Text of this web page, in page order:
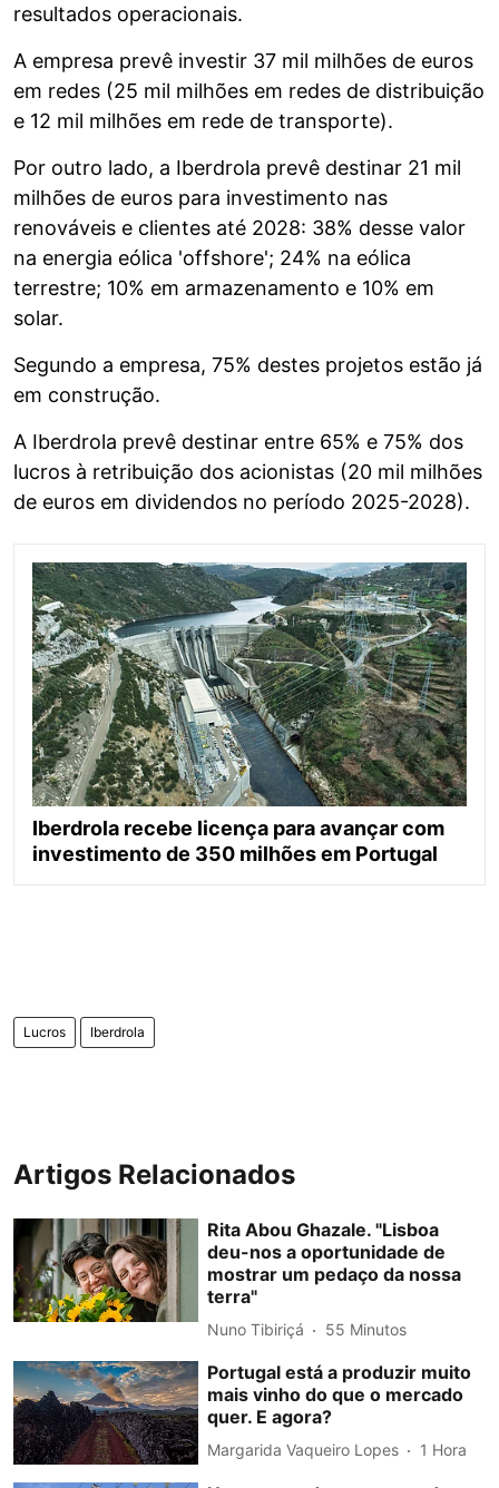
resultados operacionais.
A empresa prevê investir 37 mil milhões de euros
em redes (25 mil milhões em redes de distribuição
e 12 mil milhões em rede de transporte).
Por outro lado, a Iberdrola prevê destinar 21 mil
milhões de euros para investimento nas
renováveis e clientes até 2028: 38% desse valor
na energia eólica 'offshore'; 24% na eólica
terrestre; 10% em armazenamento e 10% em
solar.
Segundo a empresa, 75% destes projetos estão já
em construção.
A Iberdrola prevê destinar entre 65% e 75% dos
lucros à retribuição dos acionistas (20 mil milhões
de euros em dividendos no período 2025-2028).
Iberdrola recebe licença para avançar com
investimento de 350 milhões em Portugal
Lucros Iberdrola
Artigos Relacionados
Rita Abou Ghazale. "Lisboa
deu-nos a oportunidade de
mostrar um pedaço da nossa
terra"
Nuno Tibiriçá 55 Minutos
Portugal está a produzir muito
mais vinho do que o mercado
quer. E agora?
Margarida Vaqueiro Lopes 1 Hora